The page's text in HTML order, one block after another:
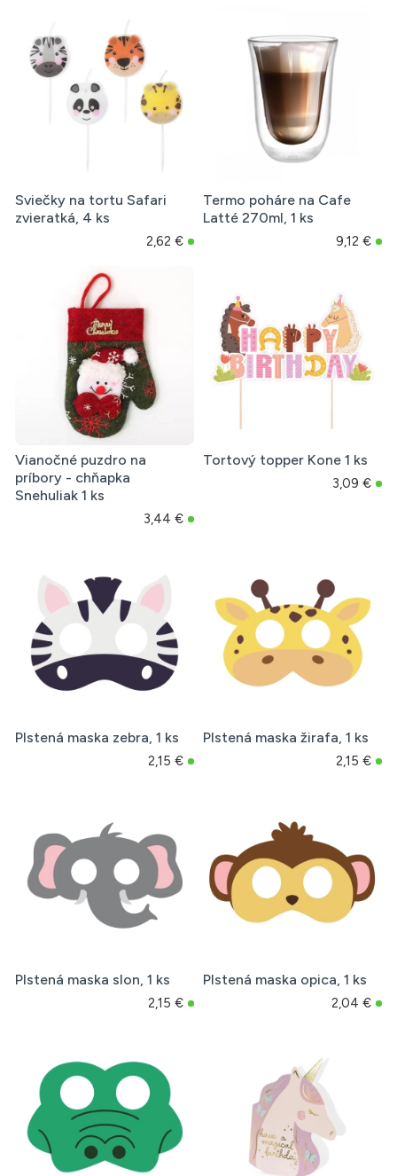
Sviečky na tortu Safari
zvieratká, 4 ks
2,62 €
Termo poháre na Cafe
Latté 270ml, 1 ks
9,12 €
Vianočné puzdro na
príbory - chňapka
Snehuliak 1 ks
3,44 €
Tortový topper Kone 1 ks
3,09 €
Plstená maska zebra, 1 ks
2,15 €
Plstená maska žirafa, 1 ks
2,15 €
Plstená maska slon, 1 ks
2,15 €
Plstená maska opica, 1 ks
2,04 €